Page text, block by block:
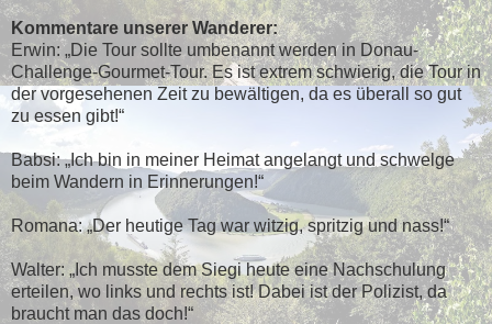
Kommentare unserer Wanderer:
Erwin: „Die Tour sollte umbenannt werden in Donau-
Challenge-Gourmet-Tour. Es ist extrem schwierig, die Tour in
der vorgesehenen Zeit zu bewältigen, da es überall so gut
zu essen gibt!“
Babsi: „Ich bin in meiner Heimat angelangt und schwelge
beim Wandern in Erinnerungen!“
Romana: „Der heutige Tag war witzig, spritzig und nass!“
Walter: „Ich musste dem Siegi heute eine Nachschulung
erteilen, wo links und rechts ist! Dabei ist der Polizist, da
braucht man das doch!“